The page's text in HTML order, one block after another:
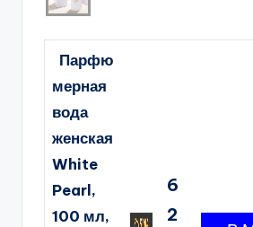
Парфю
мерная
вода
женская
White
Pearl,
100 мл,
6
2